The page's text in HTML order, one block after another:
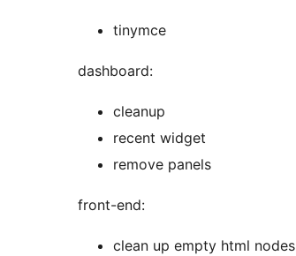
tinymce
dashboard:
cleanup
recent widget
remove panels
front-end:
clean up empty html nodes